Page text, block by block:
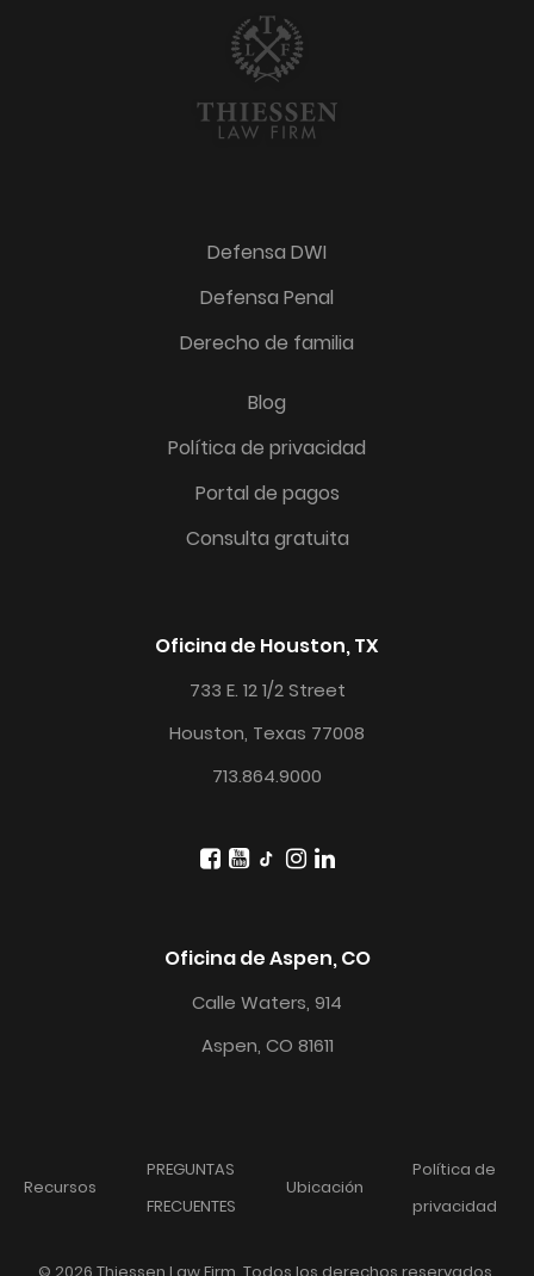
Defensa DWI
Defensa Penal
Derecho de familia
Blog
Política de privacidad
Portal de pagos
Consulta gratuita
Oficina de Houston, TX
733 E. 12 1/2 Street
Houston, Texas 77008
713.864.9000
Oficina de Aspen, CO
Calle Waters, 914
Aspen, CO 81611
Recursos
PREGUNTAS
FRECUENTES
Ubicación
Política de
privacidad